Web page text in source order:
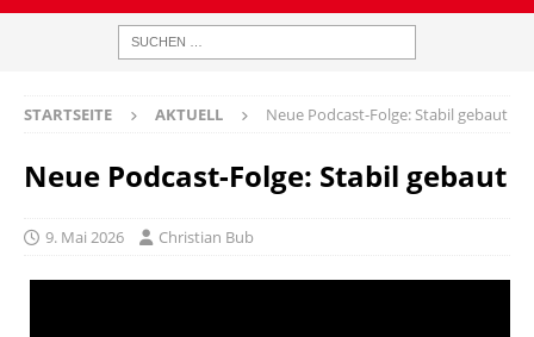
STARTSEITE AKTUELL Neue Podcast-Folge: Stabil gebaut
Neue Podcast-Folge: Stabil gebaut
9. Mai 2026 Christian Bub